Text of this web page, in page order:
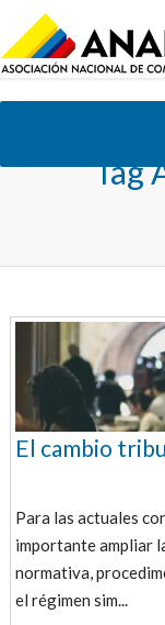
Tag
El cambio
Para las actuales
importante ampliar
normativa,
el régimen sim...